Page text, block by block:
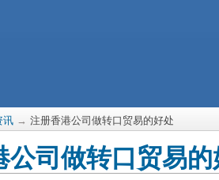
讯 → 注册香港公司做转口贸易的好处
公司做转口贸易的